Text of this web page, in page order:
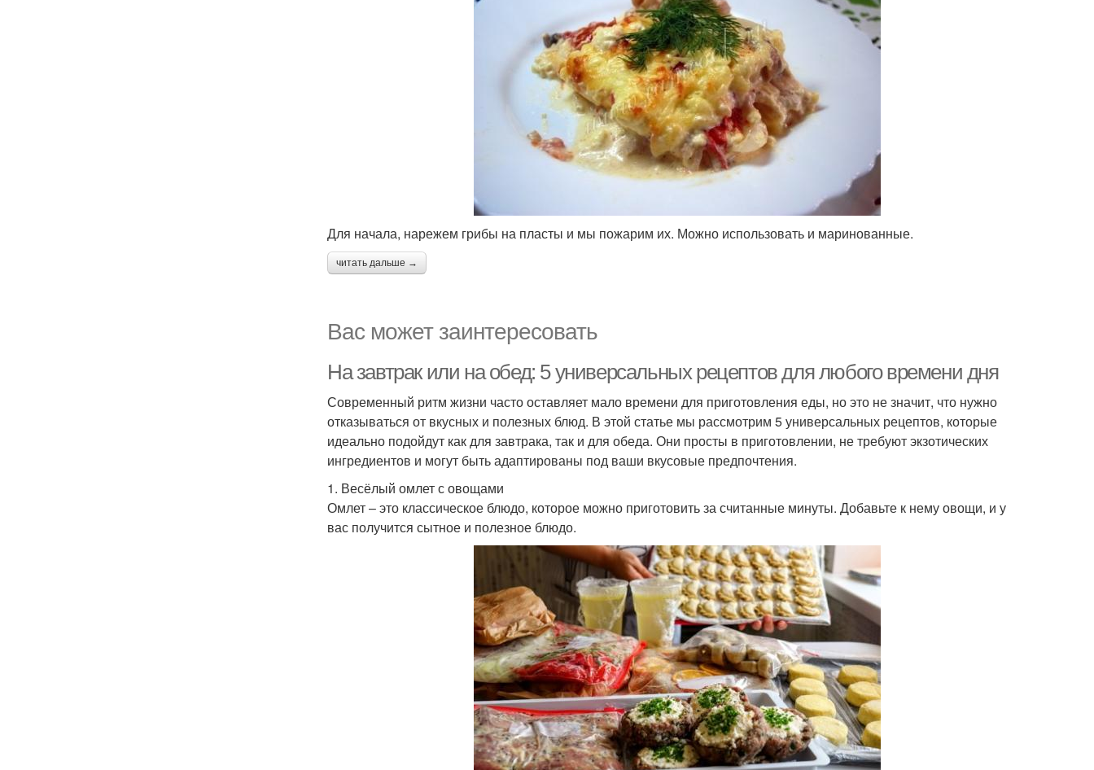
Для начала, нарежем грибы на пласты и мы пожарим их. Можно использовать и маринованные.
читать дальше →
Вас может заинтересовать
На завтрак или на обед: 5 универсальных рецептов для любого времени дня
Современный ритм жизни часто оставляет мало времени для приготовления еды, но это не значит, что нужно
отказываться от вкусных и полезных блюд. В этой статье мы рассмотрим 5 универсальных рецептов, которые
идеально подойдут как для завтрака, так и для обеда. Они просты в приготовлении, не требуют экзотических
ингредиентов и могут быть адаптированы под ваши вкусовые предпочтения.
1. Весёлый омлет с овощами
Омлет – это классическое блюдо, которое можно приготовить за считанные минуты. Добавьте к нему овощи, и у
вас получится сытное и полезное блюдо.